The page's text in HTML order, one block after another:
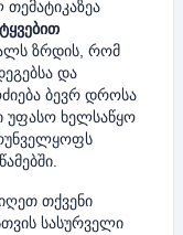
ზრდის, რომ
და
ბევრ დროსა
უფასო ხელსაწყო
თქვენი
სასურველი